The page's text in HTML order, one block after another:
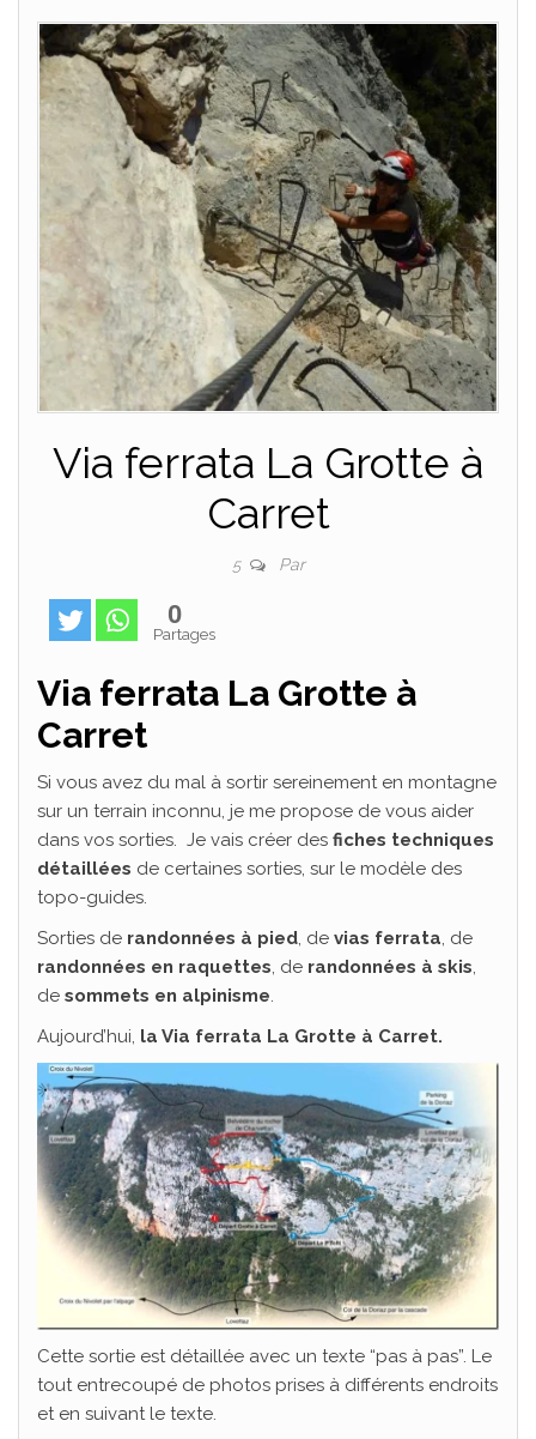
Via ferrata La Grotte à
Carret
5 Par
0
Partages
Via ferrata La Grotte à
Carret
Si vous avez du mal à sortir sereinement en montagne
sur un terrain inconnu, je me propose de vous aider
dans vos sorties. Je vais créer des fiches techniques
détaillées de certaines sorties, sur le modèle des
topo-guides.
Sorties de randonnées à pied , de vias ferrata , de
randonnées en raquettes , de randonnées à skis
de sommets en alpinisme
Aujourd’hui, la Via ferrata La Grotte à Carret.
Cette sortie est détaillée avec un texte “pas à pas”. Le
tout entrecoupé de photos prises à différents endroits
et en suivant le texte.